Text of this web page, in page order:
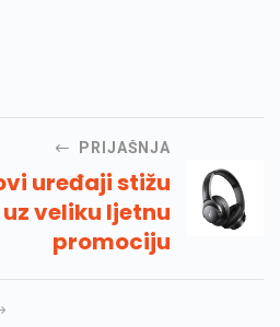
PRIJAŠNJA
uređaji stižu
veliku ljetnu
promociju